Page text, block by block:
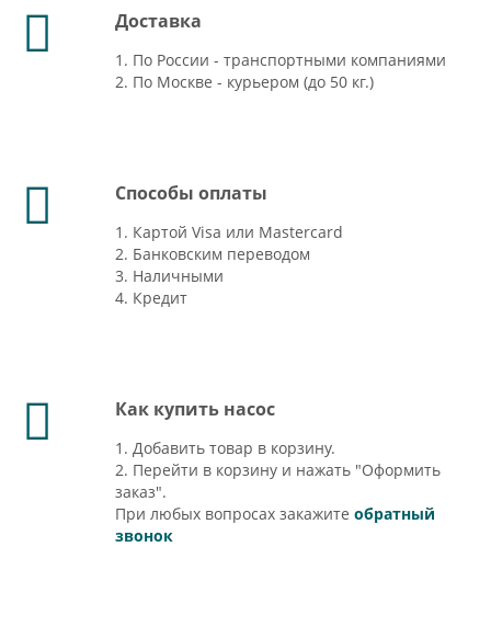
Доставка
1. По России - транспортными компаниями
2. По Москве - курьером (до 50 кг.)
Способы оплаты
1. Картой Visa или Mastercard
2. Банковским переводом
3. Наличными
4. Кредит
Как купить насос
1. Добавить товар в корзину.
2. Перейти в корзину и нажать "Оформить
заказ".
При любых вопросах закажите обратный
звонок